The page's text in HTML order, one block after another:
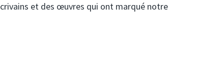
et des œuvres qui ont marqué notre